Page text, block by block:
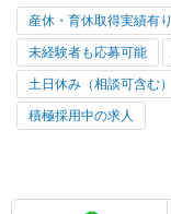
産休・育休取得実績有り
未経験者も応募可能
土日休み（相談可含む）
積極採用中の求人